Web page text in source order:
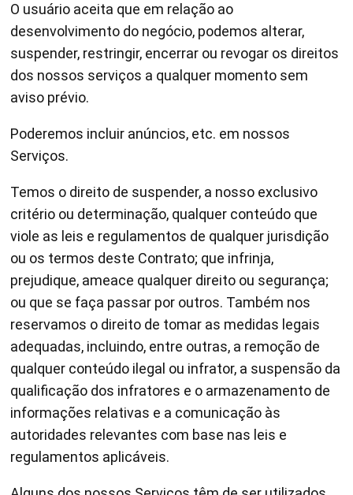
O usuário aceita que em relação ao
desenvolvimento do negócio, podemos alterar,
suspender, restringir, encerrar ou revogar os direitos
dos nossos serviços a qualquer momento sem
aviso prévio.
Poderemos incluir anúncios, etc. em nossos
Serviços.
Temos o direito de suspender, a nosso exclusivo
critério ou determinação, qualquer conteúdo que
viole as leis e regulamentos de qualquer jurisdição
ou os termos deste Contrato; que infrinja,
prejudique, ameace qualquer direito ou segurança;
ou que se faça passar por outros. Também nos
reservamos o direito de tomar as medidas legais
adequadas, incluindo, entre outras, a remoção de
qualquer conteúdo ilegal ou infrator, a suspensão da
qualificação dos infratores e o armazenamento de
informações relativas e a comunicação às
autoridades relevantes com base nas leis e
regulamentos aplicáveis.